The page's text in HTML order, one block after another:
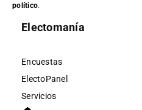
político.
Electomanía
Encuestas
ElectoPanel
Servicios